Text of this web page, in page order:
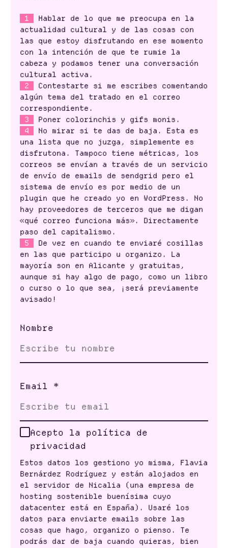
1
Hablar de lo que me preocupa en la
actualidad cultural y de las cosas con
las que estoy disfrutando en ese momento
con la intención de que te rumie la
cabeza y podamos tener una conversación
cultural activa.
2
Contestarte si me escribes comentando
algún tema del tratado en el correo
correspondiente.
3
Poner colorinchis y gifs monis.
4
No mirar si te das de baja. Esta es
una lista que no juzga, simplemente es
disfrutona. Tampoco tiene métricas, los
correos se envían a través de un servicio
de envío de emails de sendgrid pero el
sistema de envío es por medio de un
plugin que he creado yo en WordPress. No
hay proveedores de terceros que me digan
«qué correo funciona más». Directamente
paso del capitalismo.
5
De vez en cuando te enviaré cosillas
en las que participo u organizo. La
mayoría son en Alicante y gratuitas,
aunque si hay algo de pago, como un libro
o curso o lo que sea, ¡será previamente
avisado!
Nombre
Email *
Acepto la política de
privacidad
Estos datos los gestiono yo misma, Flavia
Bernárdez Rodríguez y están alojados en
el servidor de Nicalia (una empresa de
hosting sostenible buenísima cuyo
datacenter está en España). Usaré los
datos para enviarte emails sobre las
cosas que hago, organizo o pienso. Te
podrás dar de baja cuando quieras, bien